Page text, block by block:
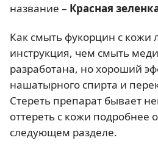
название – Красная
Как смыть фукорцин с кожи
инструкция, чем смыть
разработана, но хороший
нашатырного спирта и
Стереть препарат бывает
оттереть с кожи подробнее
следующем разделе.